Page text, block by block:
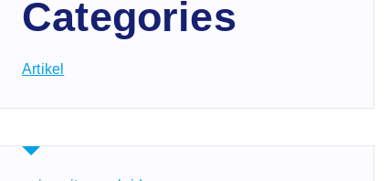
Categories
Artikel